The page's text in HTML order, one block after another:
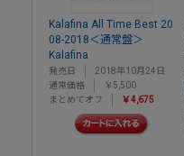
Kalafina All Time Best 20
08-2018＜通常盤＞
Kalafina
発売日
2018年10月24日
通常価格
￥5,500
まとめてオフ
￥4,675